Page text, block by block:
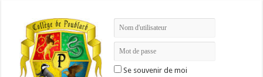
Se souvenir de moi